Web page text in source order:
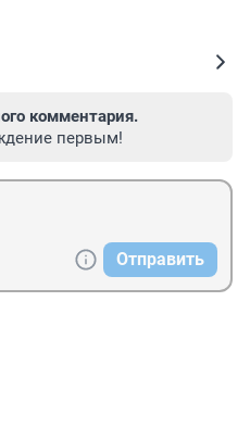
комментария.
первым!
Отправить